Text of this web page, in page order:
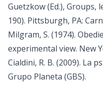
Guetzkow (Ed.), Groups,
190). Pittsburgh, PA:
Milgram, S. (1974).
experimental view. New
Cialdini, R. B. (2009). La
Grupo Planeta (GBS).